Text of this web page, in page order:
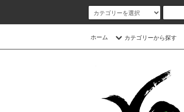
ホーム カテゴリーから探す